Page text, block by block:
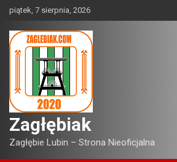
Skip
content
piątek, 7 sierpnia, 2026
Zagłębiak
Zagłębie Lubin – Strona Nieoficjalna